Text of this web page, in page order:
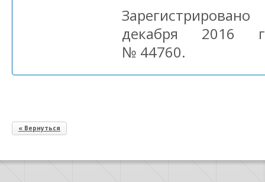
декабря 2016
№ 44760.
« Вернуться